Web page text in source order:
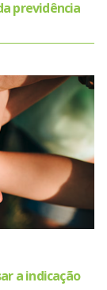
previdência
a indicação